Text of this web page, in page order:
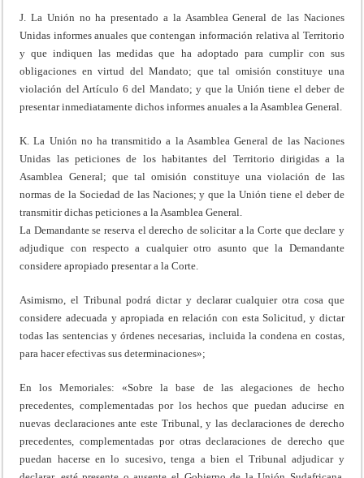
J. La Unión no ha presentado a la Asamblea General de las Naciones
Unidas informes anuales que contengan información relativa al Territorio
y que indiquen las medidas que ha adoptado para cumplir con sus
obligaciones en virtud del Mandato; que tal omisión constituye una
violación del Artículo 6 del Mandato; y que la Unión tiene el deber de
presentar inmediatamente dichos informes anuales a la Asamblea General.
K. La Unión no ha transmitido a la Asamblea General de las Naciones
Unidas las peticiones de los habitantes del Territorio dirigidas a la
Asamblea General; que tal omisión constituye una violación de las
normas de la Sociedad de las Naciones; y que la Unión tiene el deber de
transmitir dichas peticiones a la Asamblea General.
La Demandante se reserva el derecho de solicitar a la Corte que declare y
adjudique con respecto a cualquier otro asunto que la Demandante
considere apropiado presentar a la Corte.
Asimismo, el Tribunal podrá dictar y declarar cualquier otra cosa que
considere adecuada y apropiada en relación con esta Solicitud, y dictar
todas las sentencias y órdenes necesarias, incluida la condena en costas,
para hacer efectivas sus determinaciones»;
En los Memoriales: «Sobre la base de las alegaciones de hecho
precedentes, complementadas por los hechos que puedan aducirse en
nuevas declaraciones ante este Tribunal, y las declaraciones de derecho
precedentes, complementadas por otras declaraciones de derecho que
puedan hacerse en lo sucesivo, tenga a bien el Tribunal adjudicar y